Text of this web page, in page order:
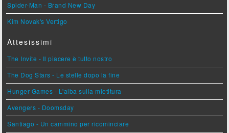
Spider-Man - Brand New Day
Kim Novak's Vertigo
Attesissimi
The Invite - Il piacere è tutto nostro
The Dog Stars - Le stelle dopo la fine
Hunger Games - L'alba sulla mietitura
Avengers - Doomsday
Santiago - Un cammino per ricominciare